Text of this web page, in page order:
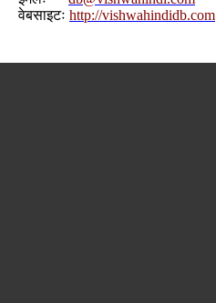
वेबसाइटः http://vishwahindidb.com